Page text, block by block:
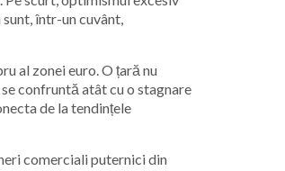
într-un cuvânt,
al zonei euro. O țară nu
confruntă atât cu o stagnare
de la tendințele
comerciali puternici din